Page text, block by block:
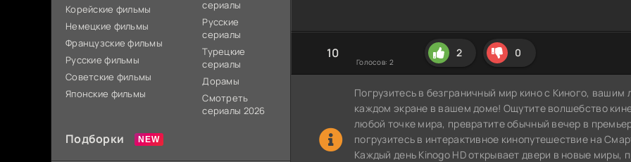
10
Голосов: 2
2 0
Погрузитесь в безграничный мир кино с Киного,
каждом экране в вашем доме! Ощутите волшебство
любой точке мира, превратите обычный вечер в
погрузитесь в интерактивное кинопутешествие на
Каждый день Kinogo HD открывает двери в новые миры,
Корейские фильмы
Немецкие фильмы
Французские фильмы
Русские фильмы
Советские фильмы
Японские фильмы
сериалы
Русские
сериалы
Турецкие
сериалы
Дорамы
Смотреть
сериалы 2026
Подборки